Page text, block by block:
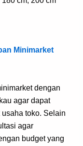
Minimarket
dengan
agar dapat
toko. Selain
agar
budget yang